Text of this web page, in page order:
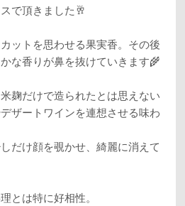
で頂きました🥂
ットを思わせる果実香。その後
な香りが鼻を抜けていきます🌾
麹だけで造られたとは思えない
ザートワインを連想させる味わ
だけ顔を覗かせ、綺麗に消えて
とは特に好相性。